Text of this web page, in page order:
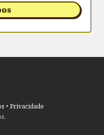
•Privacidade